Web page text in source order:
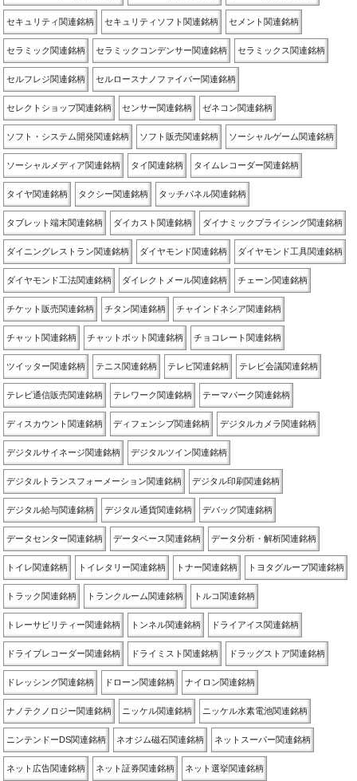
セキュリティ関連銘柄 セキュリティソフト関連銘柄 セメント関連銘柄
セラミック関連銘柄 セラミックコンデンサー関連銘柄 セラミックス関連銘柄
セルフレジ関連銘柄 セルロースナノファイバー関連銘柄
セレクトショップ関連銘柄 センサー関連銘柄 ゼネコン関連銘柄
ソフト・システム開発関連銘柄 ソフト販売関連銘柄 ソーシャルゲーム関連銘柄
ソーシャルメディア関連銘柄 タイ関連銘柄 タイムレコーダー関連銘柄
タイヤ関連銘柄 タクシー関連銘柄 タッチパネル関連銘柄
タブレット端末関連銘柄 ダイカスト関連銘柄 ダイナミックプライシング関連銘柄
ダイニングレストラン関連銘柄 ダイヤモンド関連銘柄 ダイヤモンド工具関連銘柄
ダイヤモンド工法関連銘柄 ダイレクトメール関連銘柄 チェーン関連銘柄
チケット販売関連銘柄 チタン関連銘柄 チャインドネシア関連銘柄
チャット関連銘柄 チャットボット関連銘柄 チョコレート関連銘柄
ツイッター関連銘柄 テニス関連銘柄 テレビ関連銘柄 テレビ会議関連銘柄
テレビ通信販売関連銘柄 テレワーク関連銘柄 テーマパーク関連銘柄
ディスカウント関連銘柄 ディフェンシブ関連銘柄 デジタルカメラ関連銘柄
デジタルサイネージ関連銘柄 デジタルツイン関連銘柄
デジタルトランスフォーメーション関連銘柄 デジタル印刷関連銘柄
デジタル給与関連銘柄 デジタル通貨関連銘柄 デバッグ関連銘柄
データセンター関連銘柄 データベース関連銘柄 データ分析・解析関連銘柄
トイレ関連銘柄 トイレタリー関連銘柄 トナー関連銘柄 トヨタグループ関連銘柄
トラック関連銘柄 トランクルーム関連銘柄 トルコ関連銘柄
トレーサビリティー関連銘柄 トンネル関連銘柄 ドライアイス関連銘柄
ドライブレコーダー関連銘柄 ドライミスト関連銘柄 ドラッグストア関連銘柄
ドレッシング関連銘柄 ドローン関連銘柄 ナイロン関連銘柄
ナノテクノロジー関連銘柄 ニッケル関連銘柄 ニッケル水素電池関連銘柄
ニンテンドーDS関連銘柄 ネオジム磁石関連銘柄 ネットスーパー関連銘柄
ネット広告関連銘柄 ネット証券関連銘柄 ネット選挙関連銘柄